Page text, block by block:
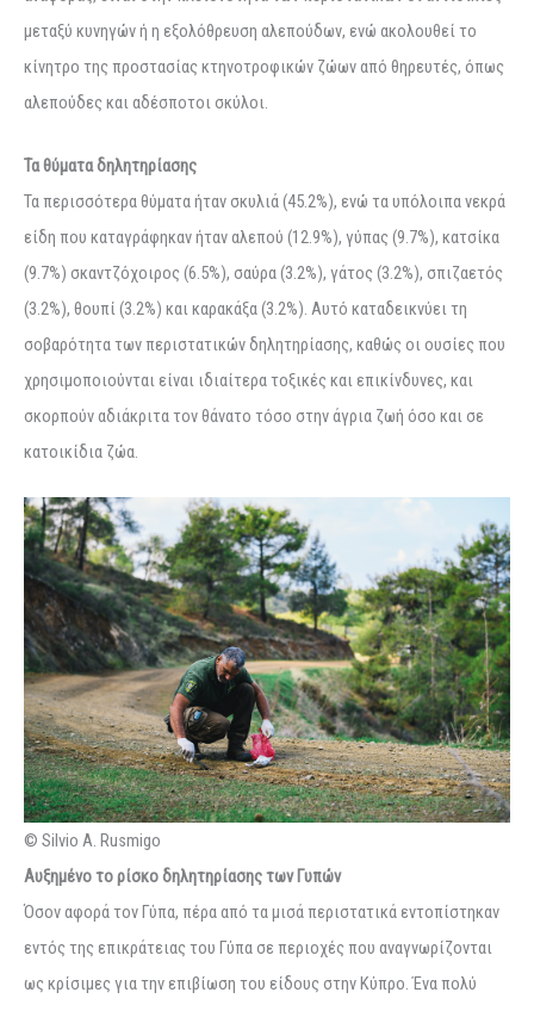
μεταξύ κυνηγών ή η εξολόθρευση αλεπούδων, ενώ ακολουθεί το
κίνητρο της προστασίας κτηνοτροφικών ζώων από θηρευτές, όπως
αλεπούδες και αδέσποτοι σκύλοι.
Τα θύματα δηλητηρίασης
Τα περισσότερα θύματα ήταν σκυλιά (45.2%), ενώ τα υπόλοιπα νεκρά
είδη που καταγράφηκαν ήταν αλεπού (12.9%), γύπας (9.7%), κατσίκα
(9.7%) σκαντζόχοιρος (6.5%), σαύρα (3.2%), γάτος (3.2%), σπιζαετός
(3.2%), θουπί (3.2%) και καρακάξα (3.2%). Αυτό καταδεικνύει τη
σοβαρότητα των περιστατικών δηλητηρίασης, καθώς οι ουσίες που
χρησιμοποιούνται είναι ιδιαίτερα τοξικές και επικίνδυνες, και
σκορπούν αδιάκριτα τον θάνατο τόσο στην άγρια ζωή όσο και σε
κατοικίδια ζώα.
© Silvio A. Rusmigo
Αυξημένο το ρίσκο δηλητηρίασης των Γυπών
Όσον αφορά τον Γύπα, πέρα από τα μισά περιστατικά εντοπίστηκαν
εντός της επικράτειας του Γύπα σε περιοχές που αναγνωρίζονται
ως κρίσιμες για την επιβίωση του είδους στην Κύπρο. Ένα πολύ